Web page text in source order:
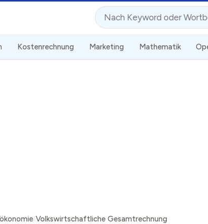
Suche
Kostenrechnung Marketing Mathematik
Volkswirtschaftliche Gesamtrechnung